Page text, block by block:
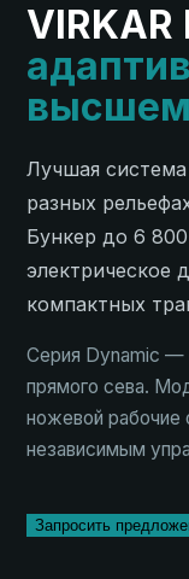
Лучшая
разных
Бункер до 6
электрическое
компактных
Серия Dynamic —
прямого сева.
ножевой рабочие
независимым
Запросить